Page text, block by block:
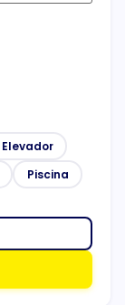
Elevador
Piscina